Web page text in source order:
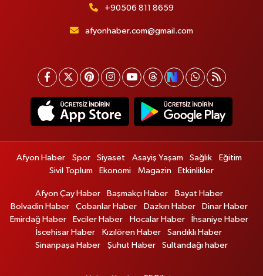
+90506 811 8659
afyonhaber.com@gmail.com
Afyon Haber Spor Siyaset Asayiş Yaşam Sağlık
Eğitim
Sivil Toplum
Ekonomi Magazin Etkinlikler
Afyon Çay Haber Başmakçı Haber
Bayat Haber
Bolvadin Haber
Çobanlar Haber Dazkırı Haber
Dinar Haber
Emirdağ Haber
Evciler Haber Hocalar Haber
İhsaniye Haber
İscehisar Haber
Kızılören Haber
Sandıklı Haber
Sinanpaşa Haber
Şuhut Haber Sultandağı haber